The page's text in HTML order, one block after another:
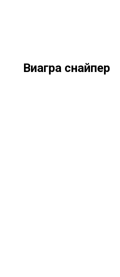
Виагра снайпер